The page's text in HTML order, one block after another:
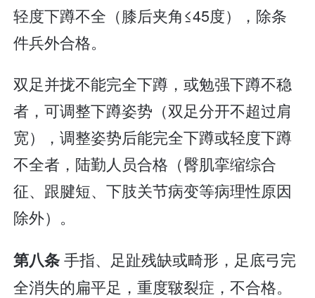
轻度下蹲不全（膝后夹角≤45度），除条
件兵外合格。
双足并拢不能完全下蹲，或勉强下蹲不稳
者，可调整下蹲姿势（双足分开不超过肩
宽），调整姿势后能完全下蹲或轻度下蹲
不全者，陆勤人员合格（臀肌挛缩综合
征、跟腱短、下肢关节病变等病理性原因
除外）。
第八条手指、足趾残缺或畸形，足底弓完
全消失的扁平足，重度皲裂症，不合格。